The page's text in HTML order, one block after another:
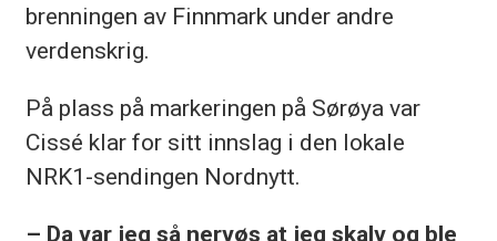
brenningen av Finnmark under andre
verdenskrig.
På plass på markeringen på Sørøya var
Cissé klar for sitt innslag i den lokale
NRK1-sendingen Nordnytt.
– Da var jeg så nervøs at jeg skalv og ble